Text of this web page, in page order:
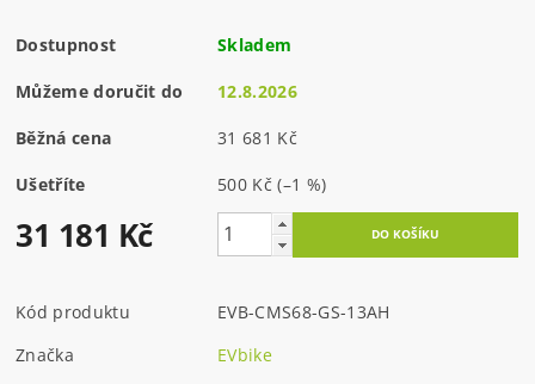
Dostupnost Skladem
Můžeme doručit do 12.8.2026
Běžná cena 31 681 Kč
Ušetříte 500 Kč(–1 %)
31 181 Kč
Kód produktu
EVB-CMS68-GS-13AH
Značka
EVbike